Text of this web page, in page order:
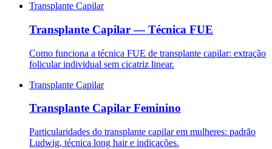
Transplante Capilar
Transplante Capilar — Técnica FUE
Como funciona a técnica FUE de transplante capilar: extração
folicular individual sem cicatriz linear.
Transplante Capilar
Transplante Capilar Feminino
Particularidades do transplante capilar em mulheres: padrão
Ludwig, técnica long hair e indicações.